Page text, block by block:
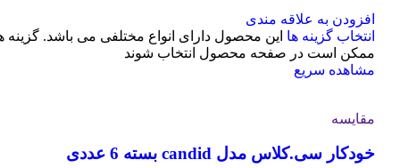
افزودن به علاقه مندی
انتخاب گزینه ها این محصول دارای انواع مختلفی می باشد. گزینه
ممکن است در صفحه محصول انتخاب شوند
مشاهده سریع
مقایسه
خودکار سی.کلاس مدل candid بسته 6 عددی